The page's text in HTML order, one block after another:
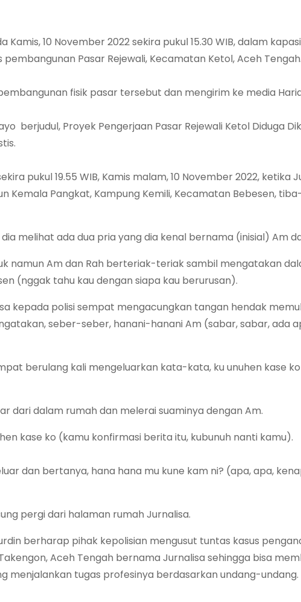
10 November 2022 sekira pukul 15.30 WIB, dalam
Pasar Rejewali, Kecamatan Ketol, Aceh Tengah.
fisik pasar tersebut dan mengirim ke media
berjudul, Proyek Pengerjaan Pasar Rejewali Ketol Diduga
pukul 19.55 WIB, Kamis malam, 10 November 2022, ketika
Kemala Pangkat, Kampung Kemili, Kecamatan Bebesen,
melihat ada dua pria yang dia kenal bernama (inisial) Am
namun Am dan Rah berteriak-teriak sambil mengatakan
(nggak tahu kau dengan siapa kau berurusan).
kepada polisi sempat mengacungkan tangan hendak
seber-seber, hanani-hanani Am (sabar, sabar, ada
berulang kali mengeluarkan kata-kata, ku unuhen kase
dari dalam rumah dan melerai suaminya dengan Am.
kase ko (kamu konfirmasi berita itu, kubunuh nanti kamu).
dan bertanya, hana hana mu kune kam ni? (apa, apa,
pergi dari halaman rumah Jurnalisa.
berharap pihak kepolisian mengusut tuntas kasus
Aceh Tengah bernama Jurnalisa sehingga bisa
menjalankan tugas profesinya berdasarkan undang-undang.